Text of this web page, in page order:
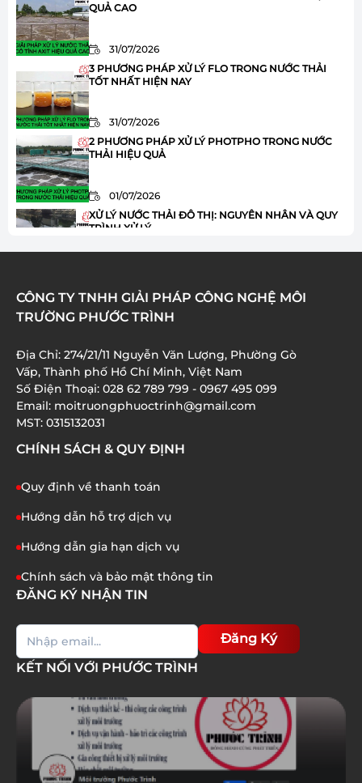
QUẢ CAO
31/07/2026
3 PHƯƠNG PHÁP XỬ LÝ FLO TRONG NƯỚC THẢI
TỐT NHẤT HIỆN NAY
31/07/2026
2 PHƯƠNG PHÁP XỬ LÝ PHOTPHO TRONG NƯỚC
THẢI HIỆU QUẢ
01/07/2026
XỬ LÝ NƯỚC THẢI ĐÔ THỊ: NGUYÊN NHÂN VÀ QUY
TRÌNH XỬ LÝ
HÓA CHẤT JAVEN TRONG XỬ LÝ NƯỚC THẢI: ƯU
ĐIỂM VÀ ỨNG DỤNG
XỬ LÝ AMONI TRONG NƯỚC THẢI: 8 BƯỚC QUAN
TRỌNG BẠN CẦN BIẾT
01/07/2026
CÔNG TY TNHH GIẢI PHÁP CÔNG NGHỆ MÔI
TRƯỜNG PHƯỚC TRÌNH
Địa Chỉ: 274/21/11 Nguyễn Văn Lượng, Phường Gò
Vấp, Thành phố Hồ Chí Minh, Việt Nam
Số Điện Thoại: 028 62 789 799 - 0967 495 099
Email: moitruongphuoctrinh@gmail.com
MST: 0315132031
CHÍNH SÁCH & QUY ĐỊNH
Quy định về thanh toán
Hướng dẫn hỗ trợ dịch vụ
Hướng dẫn gia hạn dịch vụ
Chính sách và bảo mật thông tin
ĐĂNG KÝ NHẬN TIN
Đăng Ký
KẾT NỐI VỚI PHƯỚC TRÌNH